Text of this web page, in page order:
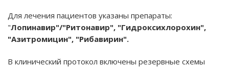
Для лечения пациентов указаны препараты:
"Лопинавир"/"Ритонавир", "Гидроксихлорохин",
"Азитромицин", "Рибавирин".
В клинический протокол включены резервные схемы